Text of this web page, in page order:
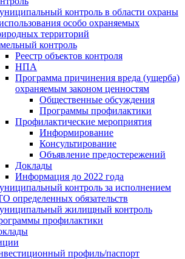
контроль в области охраны
особо охраняемых
территорий
контроль
Реестр объектов контроля
НПА
Программа причинения вреда (ущерба)
охраняемым законом ценностям
Общественные обсуждения
Программы профилактики
Профилактические мероприятия
Информирование
Консультирование
Объявление предостережений
Доклады
Информация до 2022 года
контроль за исполнением
определенных обязательств
жилищный контроль
профилактики
профиль/паспорт